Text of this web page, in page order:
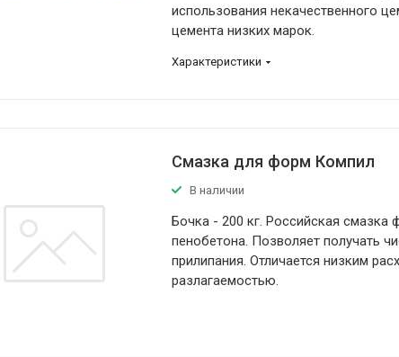
использования некачественного
цемента низких марок.
Характеристики
Смазка для форм Компил
В наличии
Бочка - 200 кг. Российская смазка
пенобетона. Позволяет получать
прилипания. Отличается низким
разлагаемостью.